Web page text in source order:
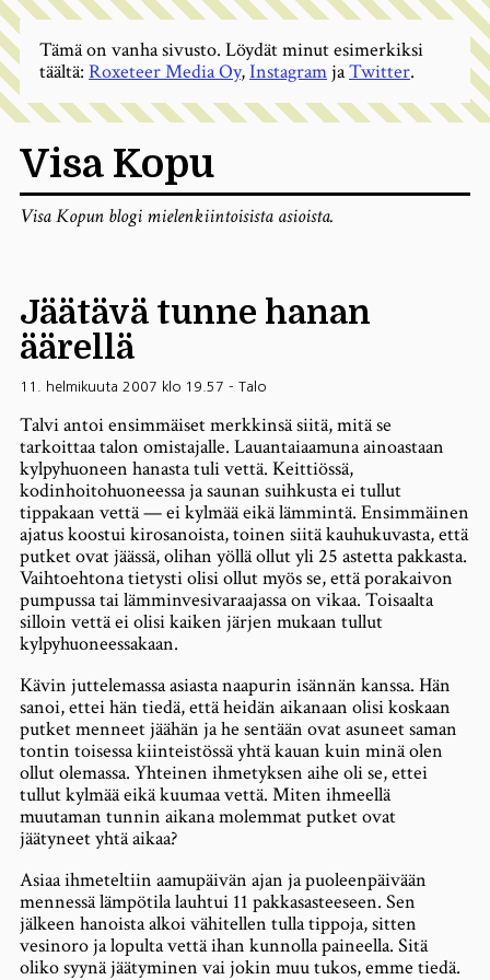
Visa Kopu
Visa Kopun blogi mielenkiintoisista asioista.
Jäätävä tunne hanan
äärellä
11. helmikuuta 2007 klo 19.57 - Talo
Talvi antoi ensimmäiset merkkinsä siitä, mitä se
tarkoittaa talon omistajalle. Lauantaiaamuna ainoastaan
kylpyhuoneen hanasta tuli vettä. Keittiössä,
kodinhoitohuoneessa ja saunan suihkusta ei tullut
tippakaan vettä — ei kylmää eikä lämmintä. Ensimmäinen
ajatus koostui kirosanoista, toinen siitä kauhukuvasta, että
putket ovat jäässä, olihan yöllä ollut yli 25 astetta pakkasta.
Vaihtoehtona tietysti olisi ollut myös se, että porakaivon
pumpussa tai lämminvesivaraajassa on vikaa. Toisaalta
silloin vettä ei olisi kaiken järjen mukaan tullut
kylpyhuoneessakaan.
Kävin juttelemassa asiasta naapurin isännän kanssa. Hän
sanoi, ettei hän tiedä, että heidän aikanaan olisi koskaan
putket menneet jäähän ja he sentään ovat asuneet saman
tontin toisessa kiinteistössä yhtä kauan kuin minä olen
ollut olemassa. Yhteinen ihmetyksen aihe oli se, ettei
tullut kylmää eikä kuumaa vettä. Miten ihmeellä
muutaman tunnin aikana molemmat putket ovat
jäätyneet yhtä aikaa?
Asiaa ihmeteltiin aamupäivän ajan ja puoleenpäivään
mennessä lämpötila lauhtui 11 pakkasasteeseen. Sen
jälkeen hanoista alkoi vähitellen tulla tippoja, sitten
vesinoro ja lopulta vettä ihan kunnolla paineella. Sitä
oliko syynä jäätyminen vai jokin muu tukos, emme tiedä.
Tämä on vanha sivusto. Löydät minut esimerkiksi
täältä: Roxeteer Media Oy,InstagramjaTwitter.